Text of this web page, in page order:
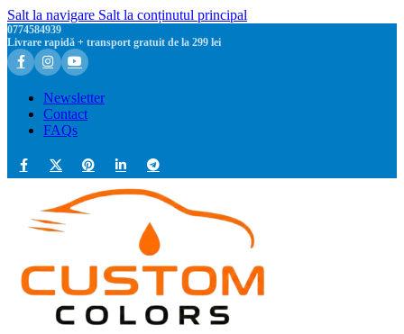
Salt la navigare Salt la conținutul principal
0774584939
Livrare rapidă + transport gratuit de la 299 lei
Newsletter
Contact
FAQs